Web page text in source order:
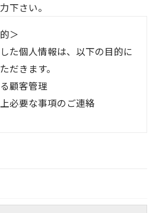
下さい。
＞
た個人情報は、以下の目的に
だきます。
顧客管理
必要な事項のご連絡
三者に提供することはいたし